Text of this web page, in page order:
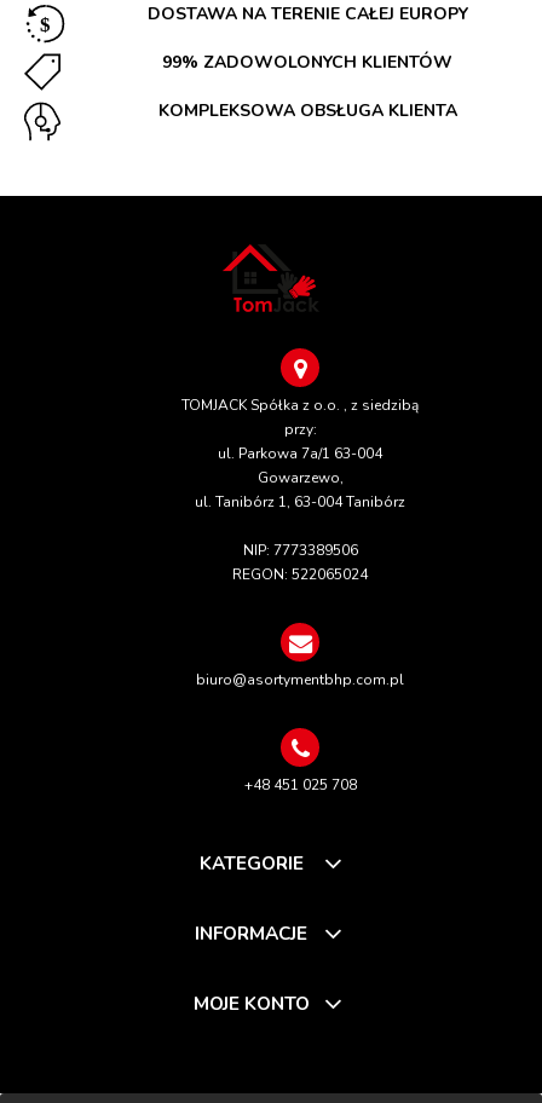
DOSTAWA NA TERENIE CAŁEJ EUROPY
99% ZADOWOLONYCH KLIENTÓW
KOMPLEKSOWA OBSŁUGA KLIENTA
TOMJACK Spółka z o.o. , z siedzibą
przy:
ul. Parkowa 7a/1 63-004
Gowarzewo,
ul. Tanibórz 1, 63-004 Tanibórz
NIP: 7773389506
REGON: 522065024
biuro@asortymentbhp.com.pl
+48 451 025 708
KATEGORIE
INFORMACJE
MOJE KONTO